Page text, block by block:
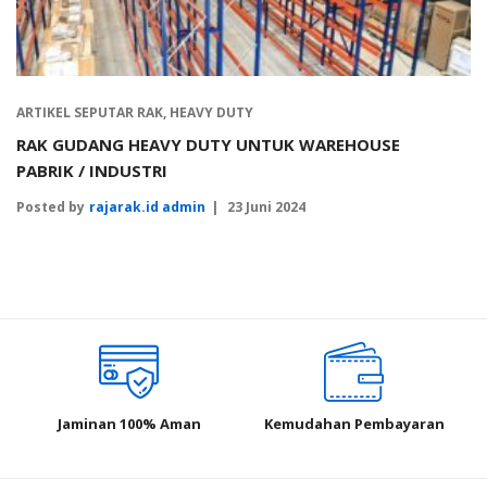
ARTIKEL SEPUTAR RAK, HEAVY DUTY
RAK GUDANG HEAVY DUTY UNTUK WAREHOUSE
PABRIK / INDUSTRI
Posted by rajarak.id admin 23 Juni 2024
Jaminan 100% Aman Kemudahan Pembayaran